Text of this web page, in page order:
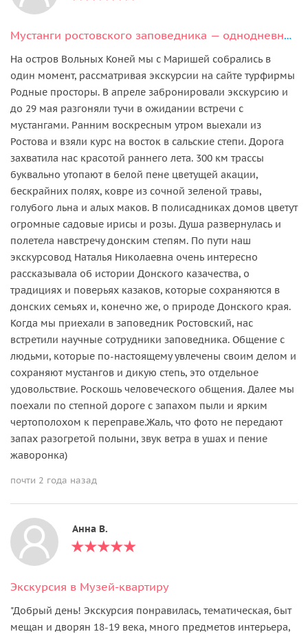
Мустанги ростовского заповедника — однодневный тур на остров Вольных Коней
​​​​​​​На остров Вольных Коней мы с Маришей собрались в
один момент, рассматривая экскурсии на сайте турфирмы
Родные просторы. В апреле забронировали экскурсию и
до 29 мая разгоняли тучи в ожидании встречи с
мустангами. Ранним воскресным утром выехали из
Ростова и взяли курс на восток в сальские степи. Дорога
захватила нас красотой раннего лета. 300 км трассы
буквально утопают в белой пене цветущей акации,
бескрайних полях, ковре из сочной зеленой травы,
голубого льна и алых маков. В полисадниках домов цветут
огромные садовые ирисы и розы. Душа развернулась и
полетела навстречу донским степям. По пути наш
экскурсовод Наталья Николаевна очень интересно
рассказывала об истории Донского казачества, о
традициях и поверьях казаков, которые сохраняются в
донских семьях и, конечно же, о природе Донского края.
Когда мы приехали в заповедник Ростовский, нас
встретили научные сотрудники заповедника. Общение с
людьми, которые по-настоящему увлечены своим делом и
сохраняют мустангов и дикую степь, это отдельное
удовольствие. Роскошь человеческого общения. Далее мы
поехали по степной дороге с запахом пыли и ярким
чертополохом к переправе.Жаль, что фото не передают
запах разогретой полыни, звук ветра в ушах и пение
жаворонка)
почти 2 года назад
Анна В.
Экскурсия в Музей-квартиру
"Добрый день! Экскурсия понравилась, тематическая, быт
мещан и дворян 18-19 века, много предметов интерьера,